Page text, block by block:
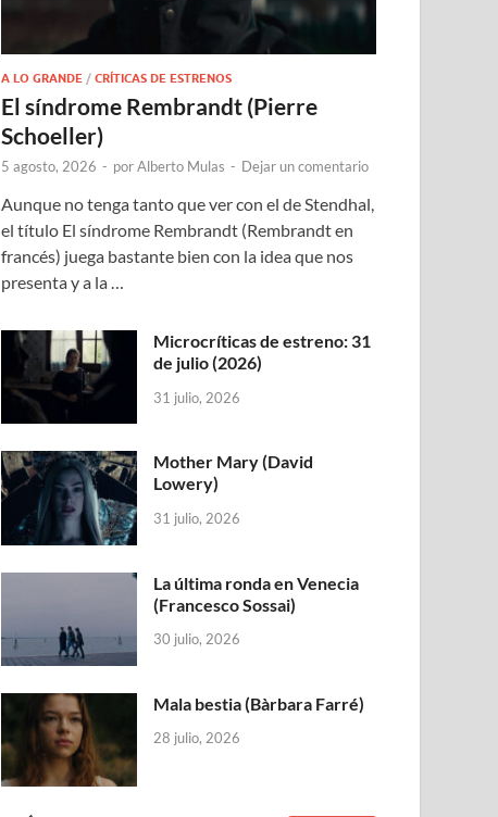
A LO GRANDE /CRÍTICAS DE ESTRENOS
El síndrome Rembrandt (Pierre
Schoeller)
5 agosto, 2026 - porAlberto Mulas - Dejar un comentario
Aunque no tenga tanto que ver con el de Stendhal,
el título El síndrome Rembrandt (Rembrandt en
francés) juega bastante bien con la idea que nos
presenta y a la …
Microcríticas de estreno: 31
de julio (2026)
31 julio, 2026
Mother Mary (David
Lowery)
31 julio, 2026
La última ronda en Venecia
(Francesco Sossai)
30 julio, 2026
Mala bestia (Bàrbara Farré)
28 julio, 2026